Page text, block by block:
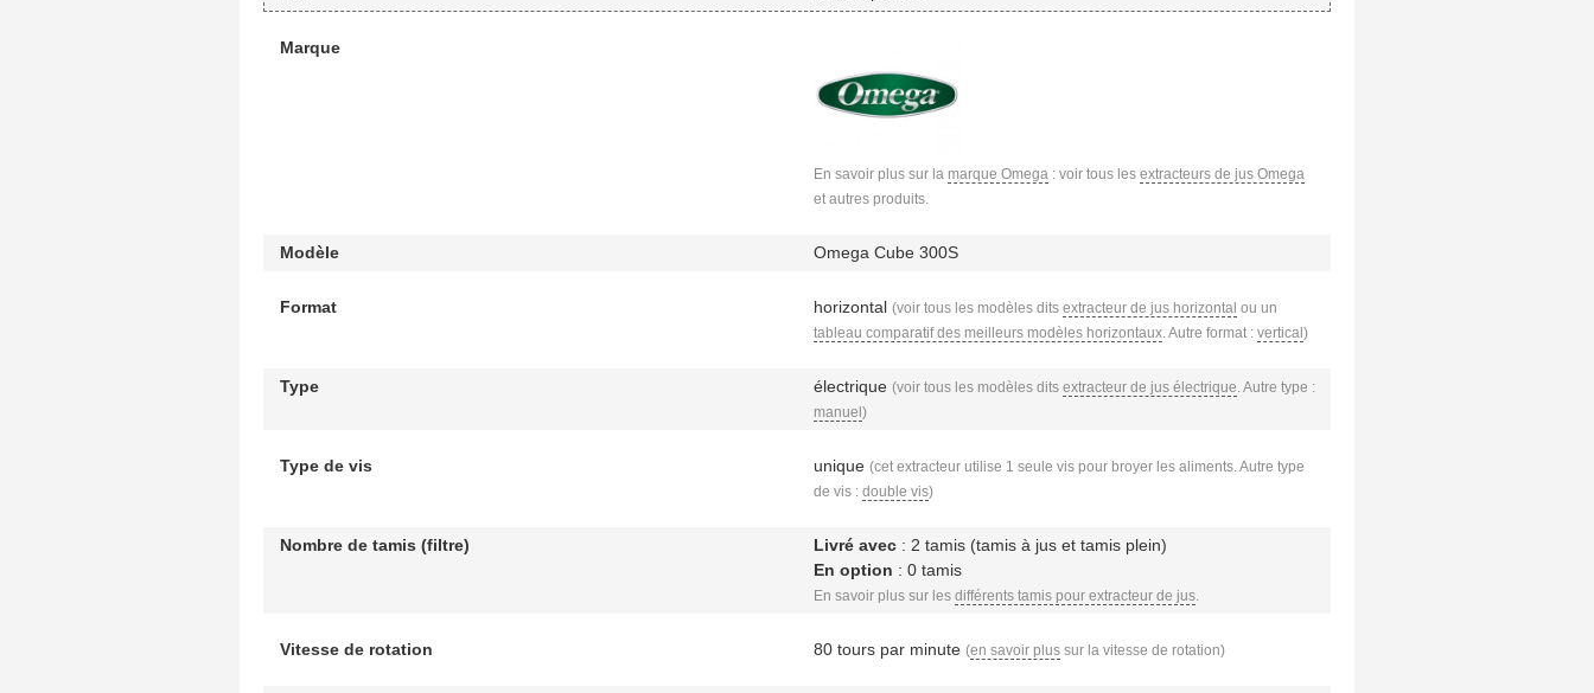
Marque
En savoir plus sur la marque Omega: voir tous les extracteurs de jus Omega
et autres produits.
Modèle Omega Cube 300S
Format horizontal (voir tous les modèles dits extracteur de jus horizontal ou un
tableau comparatif des meilleurs modèles horizontaux. Autre format : vertical )
Type électrique (voir tous les modèles dits extracteur de jus électrique. Autre type :
manuel )
Type de vis unique (cet extracteur utilise 1 seule vis pour broyer les aliments. Autre type
de vis : double vis)
Nombre de tamis (filtre) Livré avec: 2 tamis (tamis à jus et tamis plein)
En option : 0 tamis
En savoir plus sur les différents tamis pour extracteur de jus.
Vitesse de rotation 80 tours par minute (en savoir plussur la vitesse de rotation)